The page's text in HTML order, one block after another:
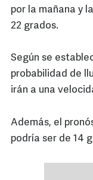
por la mañana y
22 grados.
Según se
probabilidad de
irán a una
Además, el
podría ser de 14